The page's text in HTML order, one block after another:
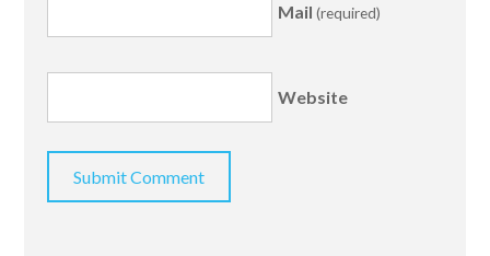
Mail (required)
Website